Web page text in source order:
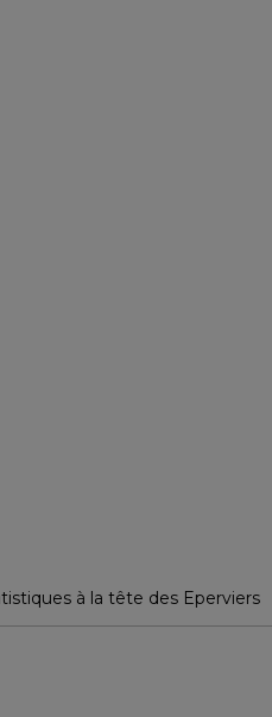
à la tête des Eperviers